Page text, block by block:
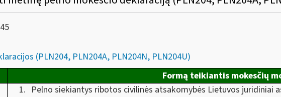
(PLN204, PLN204A, PLN204N, PLN204U)
Formą teikiantis mokesčių
Pelno siekiantys ribotos civilinės atsakomybės Lietuvos juridiniai